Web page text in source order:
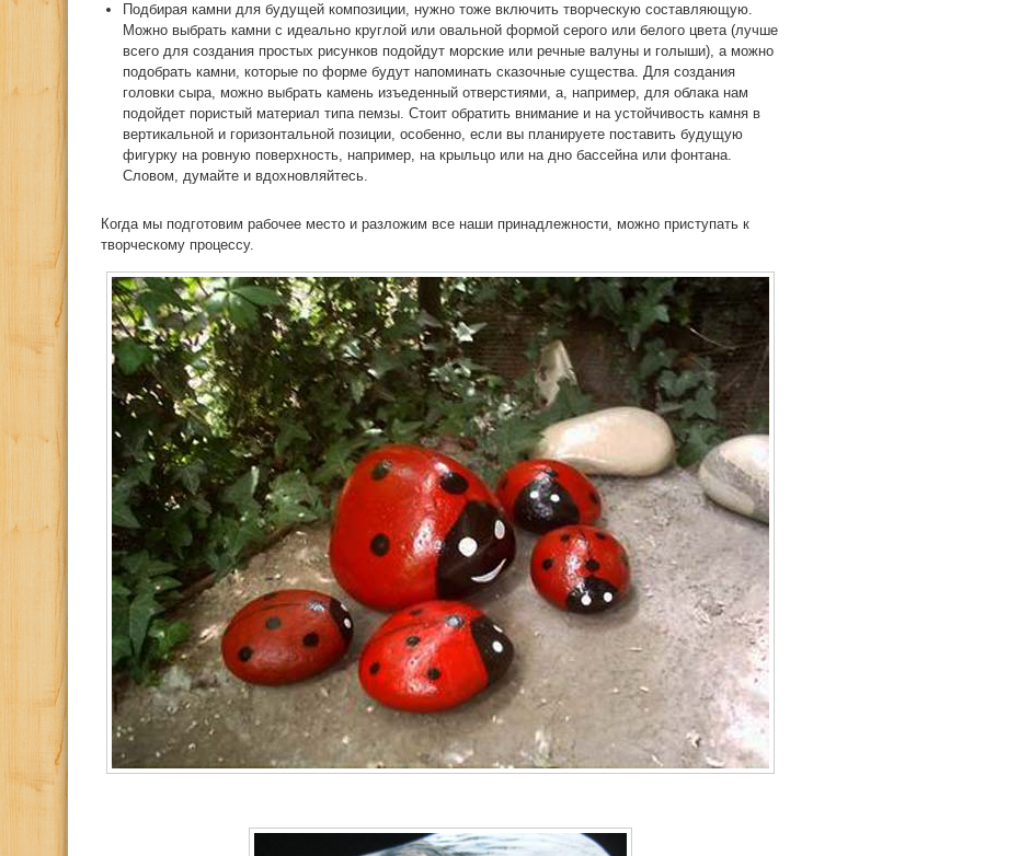
Подбирая камни для будущей композиции, нужно тоже включить творческую составляющую.
Можно выбрать камни с идеально круглой или овальной формой серого или белого цвета (лучше
всего для создания простых рисунков подойдут морские или речные валуны и голыши), а можно
подобрать камни, которые по форме будут напоминать сказочные существа. Для создания
головки сыра, можно выбрать камень изъеденный отверстиями, а, например, для облака нам
подойдет пористый материал типа пемзы. Стоит обратить внимание и на устойчивость камня в
вертикальной и горизонтальной позиции, особенно, если вы планируете поставить будущую
фигурку на ровную поверхность, например, на крыльцо или на дно бассейна или фонтана.
Словом, думайте и вдохновляйтесь.
Когда мы подготовим рабочее место и разложим все наши принадлежности, можно приступать к
творческому процессу.